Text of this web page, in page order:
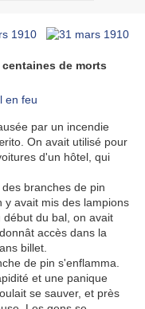
de morts
par un incendie
On avait utilisé pour
d'un hôtel, qui
branches de pin
y avait mis des lampions
début du bal, on avait
accès dans la
billet.
de pin s'enflamma.
et une panique
se sauver, et près